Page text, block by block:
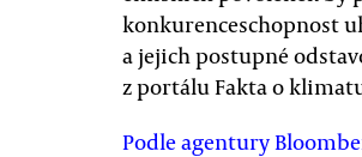
konkurenceschopnost
a jejich postupné
z portálu Fakta o
Podle agentury